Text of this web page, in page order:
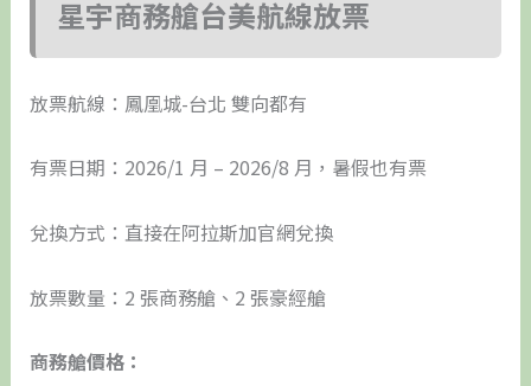
星宇商務艙台美航線放票
放票航線：鳳凰城-台北 雙向都有
有票日期：2026/1 月 – 2026/8 月，暑假也有票
兌換方式：直接在阿拉斯加官網兌換
放票數量：2 張商務艙、2 張豪經艙
商務艙價格：